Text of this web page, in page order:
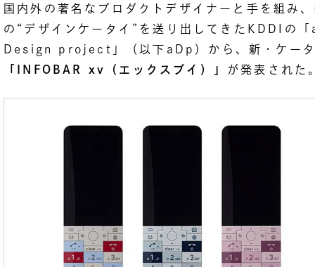
国内外の著名なプロダクトデザイナーと手を組み
の“デザインケータイ”を送り出してきたKDDIの
Design project」（以下aDp）から、新・ケー
「INFOBAR xv（エックスブイ）」 が発表された